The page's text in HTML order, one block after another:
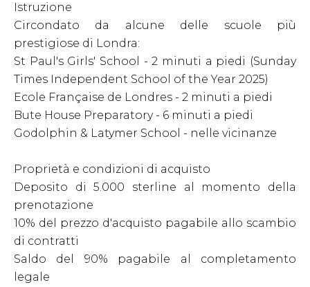
Istruzione
Circondato da alcune delle scuole più
prestigiose di Londra:
St Paul's Girls' School - 2 minuti a piedi (Sunday
Times Independent School of the Year 2025)
Ecole Française de Londres - 2 minuti a piedi
Bute House Preparatory - 6 minuti a piedi
Godolphin & Latymer School - nelle vicinanze
Proprietà e condizioni di acquisto
Deposito di 5.000 sterline al momento della
prenotazione
10% del prezzo d'acquisto pagabile allo scambio
di contratti
Saldo del 90% pagabile al completamento
legale